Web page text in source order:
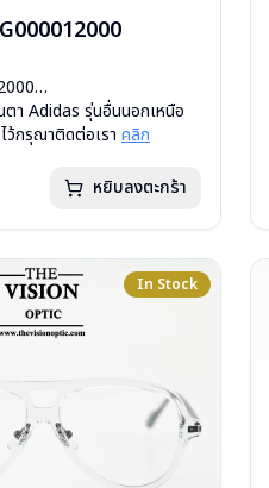
ตา Adidas รุ่นอื่นนอกเหนือ
ว้กรุณาติดต่อเรา คลิก
หยิบลงตะกร้า
In Stock